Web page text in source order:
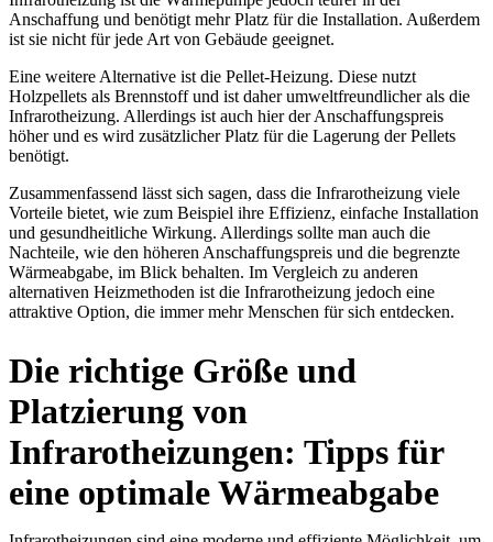
Anschaffung und benötigt mehr Platz für die Installation. Außerdem
ist sie nicht für jede Art von Gebäude geeignet.
Eine weitere Alternative ist die Pellet-Heizung. Diese nutzt
Holzpellets als Brennstoff und ist daher umweltfreundlicher als die
Infrarotheizung. Allerdings ist auch hier der Anschaffungspreis
höher und es wird zusätzlicher Platz für die Lagerung der Pellets
benötigt.
Zusammenfassend lässt sich sagen, dass die Infrarotheizung viele
Vorteile bietet, wie zum Beispiel ihre Effizienz, einfache Installation
und gesundheitliche Wirkung. Allerdings sollte man auch die
Nachteile, wie den höheren Anschaffungspreis und die begrenzte
Wärmeabgabe, im Blick behalten. Im Vergleich zu anderen
alternativen Heizmethoden ist die Infrarotheizung jedoch eine
attraktive Option, die immer mehr Menschen für sich entdecken.
Die richtige Größe und
Platzierung von
Infrarotheizungen: Tipps für
eine optimale Wärmeabgabe